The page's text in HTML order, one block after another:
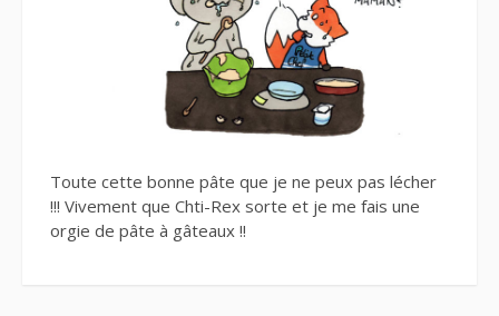
Toute cette bonne pâte que je ne peux pas lécher
!!! Vivement que Chti-Rex sorte et je me fais une
orgie de pâte à gâteaux !!